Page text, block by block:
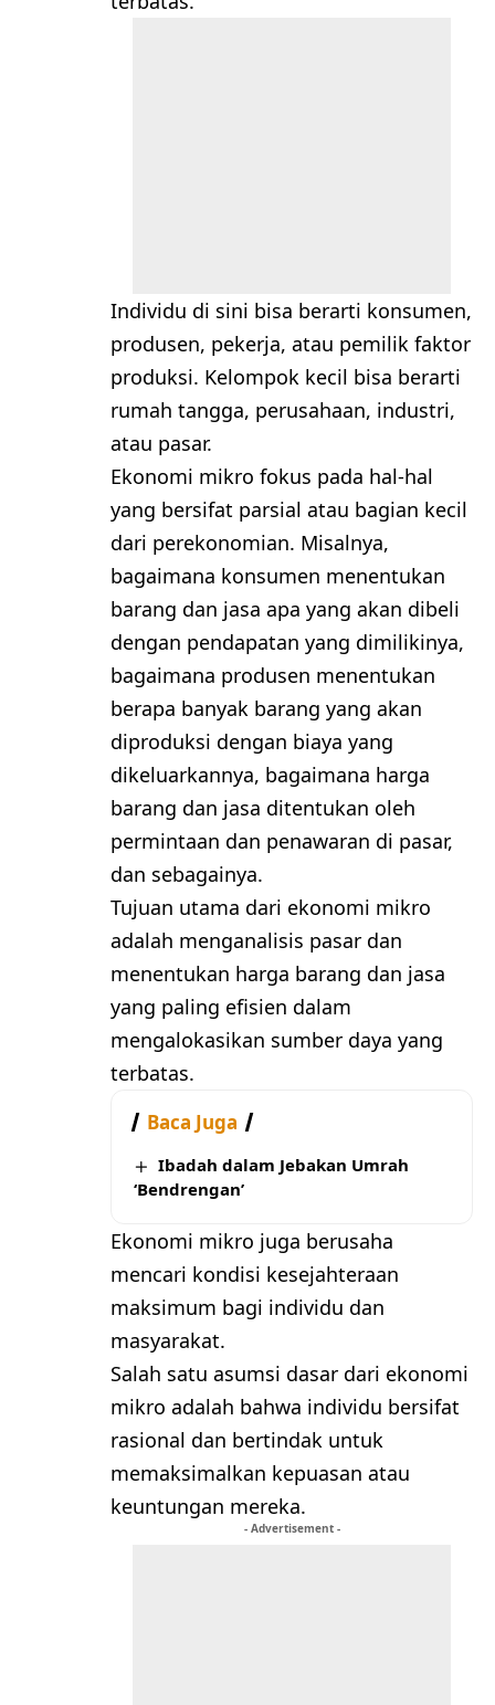
Individu di sini bisa berarti konsumen,
produsen, pekerja, atau pemilik faktor
produksi. Kelompok kecil bisa berarti
rumah tangga, perusahaan, industri,
atau pasar.
Ekonomi mikro fokus pada hal-hal
yang bersifat parsial atau bagian kecil
dari perekonomian. Misalnya,
bagaimana konsumen menentukan
barang dan jasa apa yang akan dibeli
dengan pendapatan yang dimilikinya,
bagaimana produsen menentukan
berapa banyak barang yang akan
diproduksi dengan biaya yang
dikeluarkannya, bagaimana harga
barang dan jasa ditentukan oleh
permintaan dan penawaran di pasar,
dan sebagainya.
Tujuan utama dari ekonomi mikro
adalah menganalisis pasar dan
menentukan harga barang dan jasa
yang paling efisien dalam
mengalokasikan sumber daya yang
terbatas.
Baca Juga
Ibadah dalam Jebakan Umrah
‘Bendrengan’
Ekonomi mikro juga berusaha
mencari kondisi kesejahteraan
maksimum bagi individu dan
masyarakat.
Salah satu asumsi dasar dari ekonomi
mikro adalah bahwa individu bersifat
rasional dan bertindak untuk
memaksimalkan kepuasan atau
keuntungan mereka.
- Advertisement -